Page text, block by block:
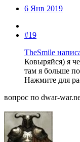
6 Янв 2019
#19
TheSmile
Ковыряйся) я
там я больше
Нажмите для
вопрос по dwar-